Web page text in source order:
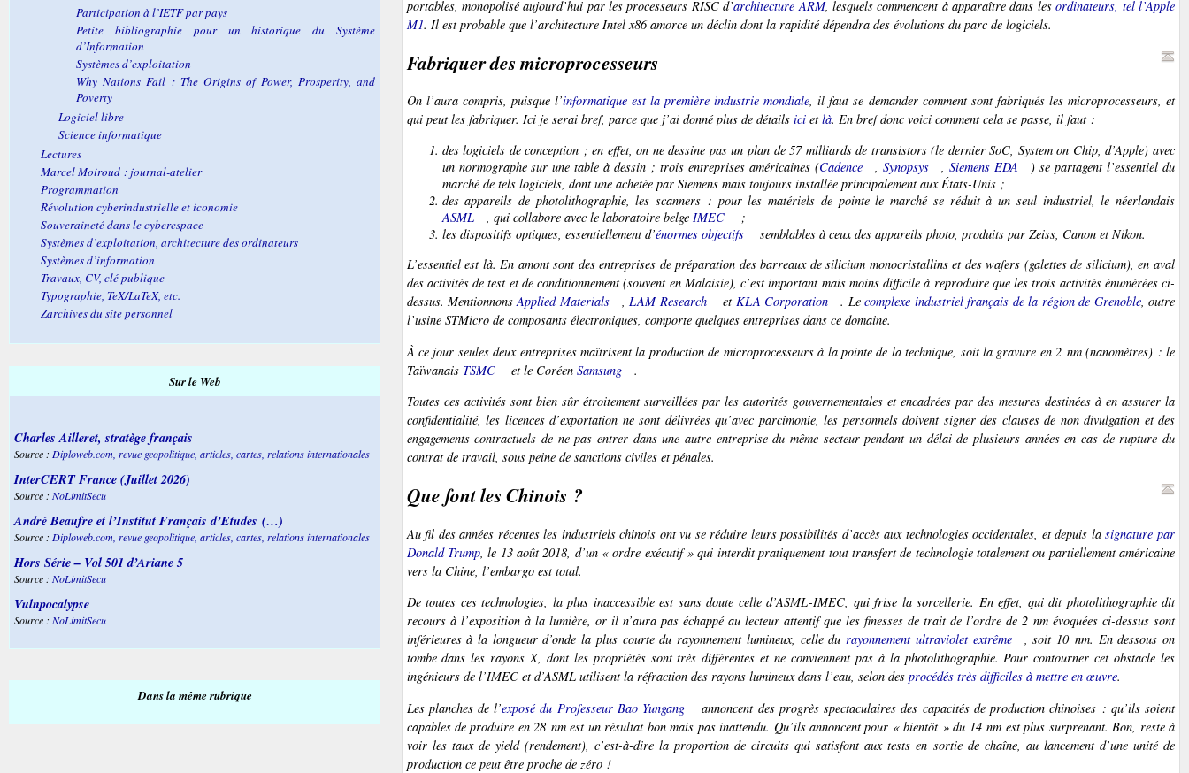
portables, monopolisé aujourd’hui par les processeurs RISC d’architecture ARM, lesquels commencent à apparaître dans lesordinateurs, tel l’Apple
M1. Il est probable que l’architecture Intel x86 amorce un déclin dont la rapidité dépendra des évolutions du parc de logiciels.
Fabriquer des microprocesseurs
On l’aura compris, puisque l’informatique est la première industrie mondiale, il faut se demander comment sont fabriqués les microprocesseurs, et
qui peut les fabriquer. Ici je serai bref, parce que j’ai donné plus de détails icietlà. En bref donc voici comment cela se passe, il faut :
des logiciels de conception ; en effet, on ne dessine pas un plan de 57 milliards de transistors (le dernier SoC, System on Chip, d’Apple) avec
un normographe sur une table à dessin ; trois entreprises américaines (Cadence ,Synopsys ,Siemens EDA
) se partagent l’essentiel du
marché de tels logiciels, dont une achetée par Siemens mais toujours installée principalement aux États-Unis ;
des appareils de photolithographie, lesscanners : pour les matériels de pointe le marché se réduit à un seul industriel, le néerlandais
ASML
, qui collabore avec le laboratoire belge IMEC
;
les dispositifs optiques, essentiellement d’énormes objectifs
semblables à ceux des appareils photo, produits par Zeiss, Canon et Nikon.
L’essentiel est là. En amont sont des entreprises de préparation des barreaux de silicium monocristallins et deswafers (galettes de silicium), en aval
des activités de test et de conditionnement (souvent en Malaisie), c’est important mais moins difficile à reproduire que les trois activités énumérées ci-
dessus. MentionnonsApplied Materials ,LAM Research et KLA Corporation . Lecomplexe industriel français de la région de Grenoble, outre
l’usine STMicro de composants électroniques, comporte quelques entreprises dans ce domaine.
À ce jour seules deux entreprises maîtrisent la production de microprocesseurs à la pointe de la technique, soit la gravure en 2 nm (nanomètres) : le
Taïwanais TSMC et le Coréen Samsung
.
Toutes ces activités sont bien sûr étroitement surveillées par les autorités gouvernementales et encadrées par des mesures destinées à en assurer la
confidentialité, les licences d’exportation ne sont délivrées qu’avec parcimonie, les personnels doivent signer des clauses de non divulgation et des
engagements contractuels de ne pas entrer dans une autre entreprise du même secteur pendant un délai de plusieurs années en cas de rupture du
contrat de travail, sous peine de sanctions civiles et pénales.
Que font les Chinois ?
Au fil des années récentes les industriels chinois ont vu se réduire leurs possibilités d’accès aux technologies occidentales, et depuis lasignature par
Donald Trump, le 13 août 2018, d’un « ordre exécutif » qui interdit pratiquement tout transfert de technologie totalement ou partiellement américaine
vers la Chine, l’embargo est total.
De toutes ces technologies, la plus inaccessible est sans doute celle d’ASML-IMEC, qui frise la sorcellerie. En effet, qui dit photolithographie dit
recours à l’exposition à la lumière, or il n’aura pas échappé au lecteur attentif que les finesses de trait de l’ordre de 2 nm évoquées ci-dessus sont
inférieures à la longueur d’onde la plus courte du rayonnement lumineux, celle durayonnement ultraviolet extrême
, soit 10 nm. En dessous on
tombe dans les rayons X, dont les propriétés sont très différentes et ne conviennent pas à la photolithographie. Pour contourner cet obstacle les
ingénieurs de l’IMEC et d’ASML utilisent la réfraction des rayons lumineux dans l’eau, selon des procédés très difficiles à mettre en œuvre.
Les planches de l’exposé du Professeur Bao Yungang
annoncent des progrès spectaculaires des capacités de production chinoises : qu’ils soient
capables de produire en 28 nm est un résultat bon mais pas inattendu. Qu’ils annoncent pour « bientôt » du 14 nm est plus surprenant. Bon, reste à
voir les taux de yield(rendement), c’est-à-dire la proportion de circuits qui satisfont aux tests en sortie de chaîne, au lancement d’une unité de
production ce peut être proche de zéro !
Participation à l’IETF par pays
Petite bibliographie pour un historique du Système
d’Information
Systèmes d’exploitation
Why Nations Fail : The Origins of Power, Prosperity, and
Poverty
Logiciel libre
Science informatique
Lectures
Marcel Moiroud : journal-atelier
Programmation
Révolution cyberindustrielle et iconomie
Souveraineté dans le cyberespace
Systèmes d’exploitation, architecture des ordinateurs
Systèmes d’information
Travaux, CV, clé publique
Typographie, TeX/LaTeX, etc.
Zarchives du site personnel
Sur le Web
Charles Ailleret, stratège français
Source : Diploweb.com, revue geopolitique, articles, cartes, relations internationales
InterCERT France (Juillet 2026)
Source : NoLimitSecu
André Beaufre et l’Institut Français d’Etudes (…)
Source : Diploweb.com, revue geopolitique, articles, cartes, relations internationales
Hors Série – Vol 501 d’Ariane 5
Source : NoLimitSecu
Vulnpocalypse
Source : NoLimitSecu
Dans la même rubrique